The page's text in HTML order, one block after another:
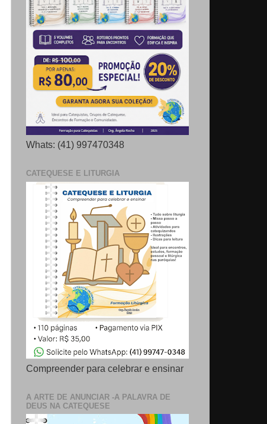
Whats: (41) 997470348
CATEQUESE E LITURGIA
Compreender para celebrar e ensinar
A ARTE DE ANUNCIAR -A PALAVRA DE
DEUS NA CATEQUESE